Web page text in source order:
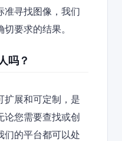
准寻找图像，我们
要求的结果。
吗？
扩展和可定制，是
论您需要查找或创
们的平台都可以处